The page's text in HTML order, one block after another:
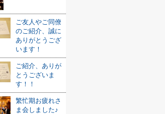
ご友人やご同僚
のご紹介、誠に
ありがとうござ
います！
ご紹介、ありが
とうございま
す！！
繁忙期お疲れさ
ま会しました♪